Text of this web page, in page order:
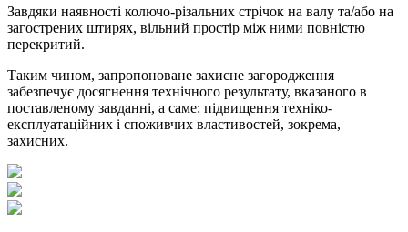
Завдяки наявності колючо-різальних стрічок на валу та/або на
загострених штирях, вільний простір між ними повністю
перекритий.
Таким чином, запропоноване захисне загородження
забезпечує досягнення технічного результату, вказаного в
поставленому завданні, а саме: підвищення техніко-
експлуатаційних і споживчих властивостей, зокрема,
захисних.